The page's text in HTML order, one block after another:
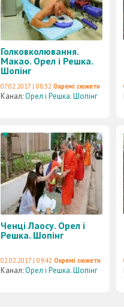
Голковколювання.
Макао. Орел і Решка.
Шопінг
07.02.2017 | 08:32 Окремі сюжети
Канал:Орел і Решка. Шопінг
Ченці Лаосу. Орел і
Решка. Шопінг
02.02.2017 | 09:42 Окремі сюжети
Канал:Орел і Решка. Шопінг